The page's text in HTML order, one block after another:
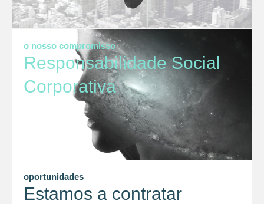
o nosso compromisso
Responsabilidade Social
Corporativa
oportunidades
Estamos a contratar